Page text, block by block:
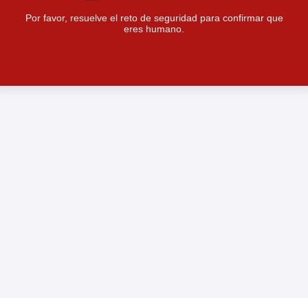
Por favor, resuelve el reto de seguridad para confirmar que
eres humano.